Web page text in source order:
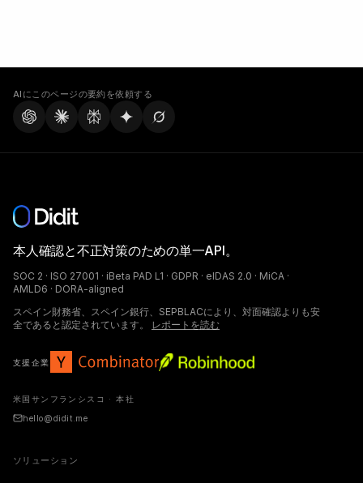
AIにこのページの要約を依頼する
本人確認と不正対策のための単一API。
SOC 2 · ISO 27001 · iBeta PAD L1 · GDPR · eIDAS 2.0 · MiCA ·
AMLD6 · DORA-aligned
スペイン財務省、スペイン銀行、SEPBLACにより、対面確認よりも安
全であると認定されています。
レポートを読む
支援企業
米国サンフランシスコ · 本社
hello@didit.me
ソリューション